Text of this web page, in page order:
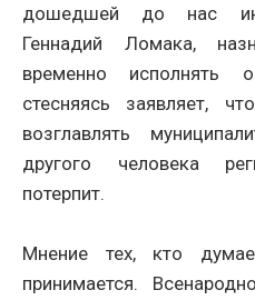
дошедшей до нас
Геннадий Ломака,
временно исполнять
стесняясь заявляет,
возглавлять
другого человека
потерпит.
Мнение тех, кто
принимается.